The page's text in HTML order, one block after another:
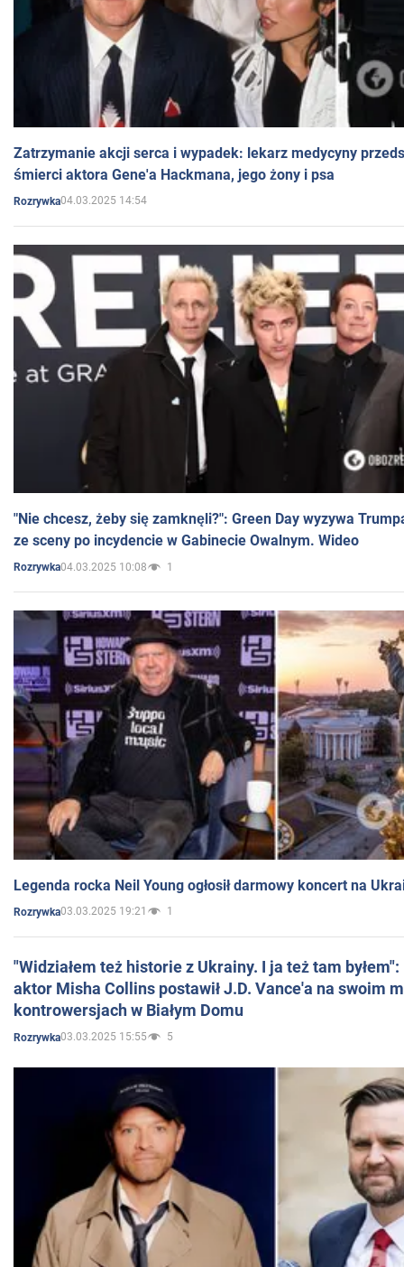
Zatrzymanie akcji serca i wypadek: lekarz medycyny
śmierci aktora Gene'a Hackmana, jego żony i psa
Rozrywka04.03.2025 14:54
"Nie chcesz, żeby się zamknęli?": Green Day wyzywa
ze sceny po incydencie w Gabinecie Owalnym. Wideo
Rozrywka04.03.2025 10:08 1
Legenda rocka Neil Young ogłosił darmowy koncert na
Rozrywka03.03.2025 19:21 1
"Widziałem też historie z Ukrainy. I ja też tam
aktor Misha Collins postawił J.D. Vance'a na swoim
kontrowersjach w Białym Domu
Rozrywka03.03.2025 15:55 5